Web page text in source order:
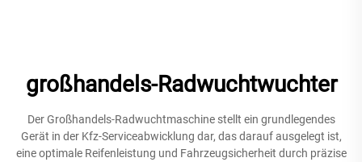
großhandels-Radwuchtwuchter
Der Großhandels-Radwuchtmaschine stellt ein grundlegendes
Gerät in der Kfz-Serviceabwicklung dar, das darauf ausgelegt ist,
eine optimale Reifenleistung und Fahrzeugsicherheit durch präzise